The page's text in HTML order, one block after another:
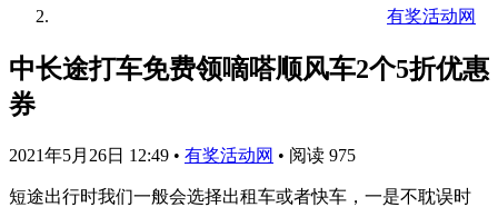
有奖活动网
中长途打车免费领嘀嗒顺风车2个5折优惠
券
2021年5月26日 12:49 • 有奖活动网 • 阅读 975
短途出行时我们一般会选择出租车或者快车，一是不耽误时